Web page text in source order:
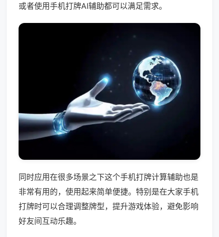
或者使用手机打牌AI辅助都可以满足需求。
同时应用在很多场景之下这个手机打牌计算辅助也是
非常有用的，使用起来简单便捷。特别是在大家手机
打牌时可以合理调整牌型，提升游戏体验，避免影响
好友间互动乐趣。